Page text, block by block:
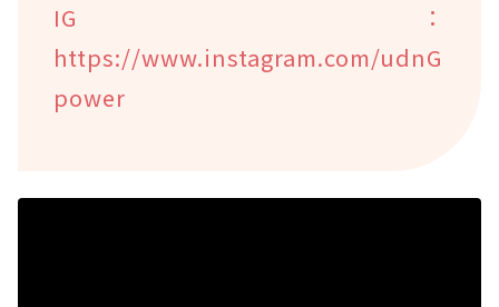
IG：
https://www.instagram.com/udnG
power